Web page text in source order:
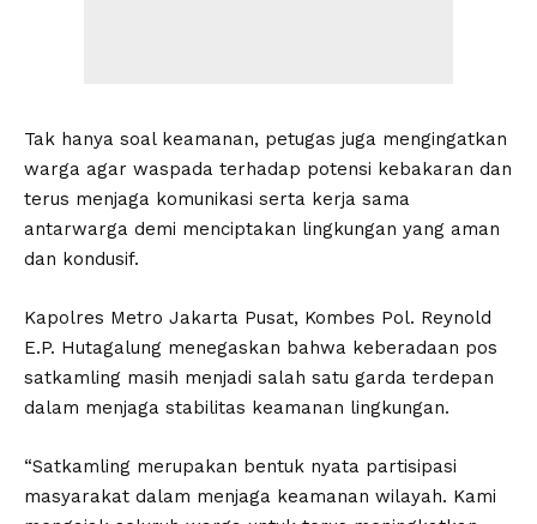
Tak hanya soal keamanan, petugas juga mengingatkan
warga agar waspada terhadap potensi kebakaran dan
terus menjaga komunikasi serta kerja sama
antarwarga demi menciptakan lingkungan yang aman
dan kondusif.
Kapolres Metro Jakarta Pusat, Kombes Pol. Reynold
E.P. Hutagalung menegaskan bahwa keberadaan pos
satkamling masih menjadi salah satu garda terdepan
dalam menjaga stabilitas keamanan lingkungan.
“Satkamling merupakan bentuk nyata partisipasi
masyarakat dalam menjaga keamanan wilayah. Kami